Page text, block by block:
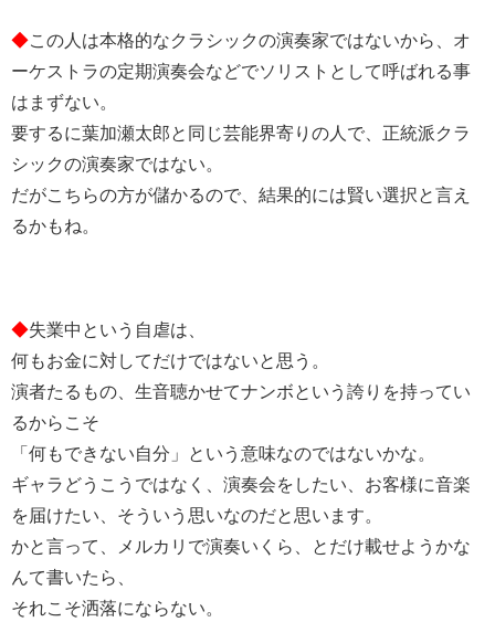
◆この人は本格的なクラシックの演奏家ではないから、オ
ーケストラの定期演奏会などでソリストとして呼ばれる事
はまずない。
要するに葉加瀬太郎と同じ芸能界寄りの人で、正統派クラ
シックの演奏家ではない。
だがこちらの方が儲かるので、結果的には賢い選択と言え
るかもね。
◆失業中という自虐は、
何もお金に対してだけではないと思う。
演者たるもの、生音聴かせてナンボという誇りを持ってい
るからこそ
「何もできない自分」という意味なのではないかな。
ギャラどうこうではなく、演奏会をしたい、お客様に音楽
を届けたい、そういう思いなのだと思います。
かと言って、メルカリで演奏いくら、とだけ載せようかな
んて書いたら、
それこそ洒落にならない。